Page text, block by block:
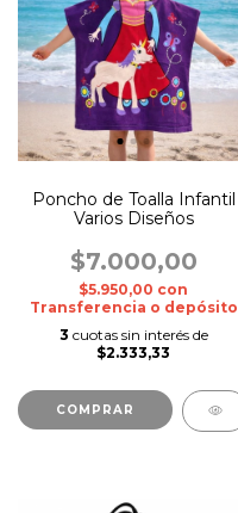
Poncho de Toalla Infantil
Varios Diseños
$7.000,00
$5.950,00 con
Transferencia o depósito
3 cuotas sin interés de
$2.333,33
COMPRAR